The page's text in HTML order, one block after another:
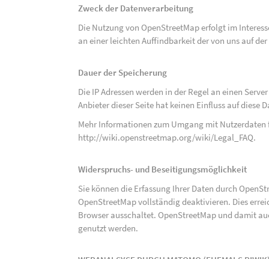
Zweck der Datenverarbeitung
Die Nutzung von OpenStreetMap erfolgt im
an einer leichten Auffindbarkeit der von uns auf
Dauer der Speicherung
Die IP Adressen werden in der Regel an einen
Anbieter dieser Seite hat keinen Einfluss auf diese
Mehr Informationen zum Umgang mit
http://wiki.openstreetmap.org/wiki/Legal_FAQ.
Widerspruchs- und Beseitigungsmöglichkeit
Sie können die Erfassung Ihrer Daten durch
OpenStreetMap vollständig deaktivieren. Dies
Browser ausschaltet. OpenStreetMap und damit
genutzt werden.